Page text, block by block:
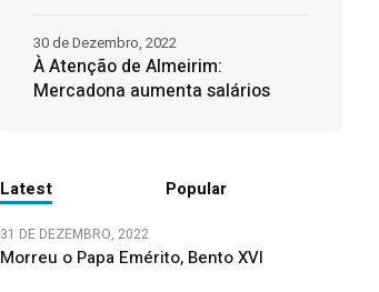
À Atenção de Almeirim:
Mercadona aumenta salários
30 de Dezembro, 2022
Latest Popular
31 DE DEZEMBRO, 2022
Morreu o Papa Emérito, Bento XVI